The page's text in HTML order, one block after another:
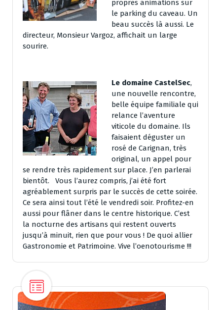
propres animations sur
le parking du caveau. Un
beau succès là aussi. Le
directeur, Monsieur Vargoz, affichait un large
sourire.
Le domaine CastelSec,
une nouvelle rencontre,
belle équipe familiale qui
relance l’aventure
viticole du domaine. Ils
faisaient déguster un
rosé de Carignan, très
original, un appel pour
se rendre très rapidement sur place. J’en parlerai
bientôt. Vous l’aurez compris, j’ai été fort
agréablement surpris par le succès de cette soirée.
Ce sera ainsi tout l’été le vendredi soir. Profitez-en
aussi pour flâner dans le centre historique. C’est
la nocturne des artisans qui restent ouverts
jusqu’à minuit, rien que pour vous ! De quoi allier
Gastronomie et Patrimoine. Vive l’oenotourisme !!!